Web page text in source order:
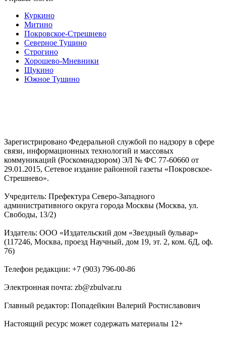
Куркино
Митино
Покровское-Стрешнево
Северное Тушино
Строгино
Хорошево-Мневники
Щукино
Южное Тушино
Зарегистрировано Федеральной службой по надзору в сфере
связи, информационных технологий и массовых
коммуникаций (Роскомнадзором) ЭЛ № ФС 77-60660 от
29.01.2015, Сетевое издание районной газеты «Покровское-
Стрешнево».
Учредитель: Префектура Северо-Западного
административного округа города Москвы (Москва, ул.
Свободы, 13/2)
Издатель: ООО «Издательский дом «Звездный бульвар»
(117246, Москва, проезд Научный, дом 19, эт. 2, ком. 6Д, оф.
76)
Телефон редакции: +7 (903) 796-00-86
Электронная почта: zb@zbulvar.ru
Главный редактор: Попадейкин Валерий Ростиславович
Настоящий ресурс может содержать материалы 12+